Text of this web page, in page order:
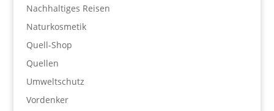
Nachhaltiges Reisen
Naturkosmetik
Quell-Shop
Quellen
Umweltschutz
Vordenker